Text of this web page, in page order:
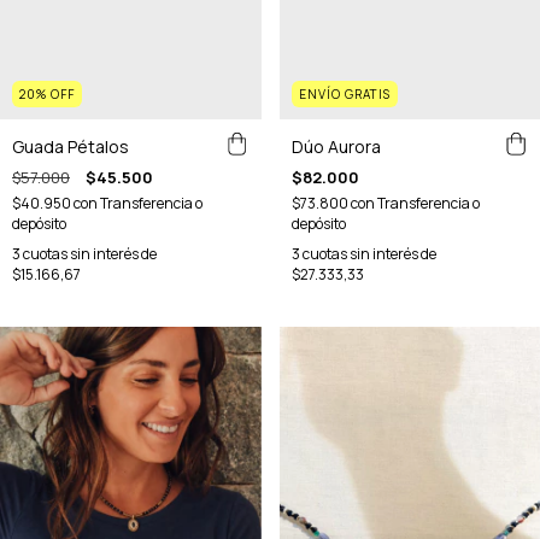
20% OFF
Guada Pétalos
$57.000 $45.500
$40.950conTransferencia o
depósito
3cuotas sin interés de
$15.166,67
ENVÍO GRATIS
Dúo Aurora
$82.000
$73.800conTransferencia o
depósito
3cuotas sin interés de
$27.333,33